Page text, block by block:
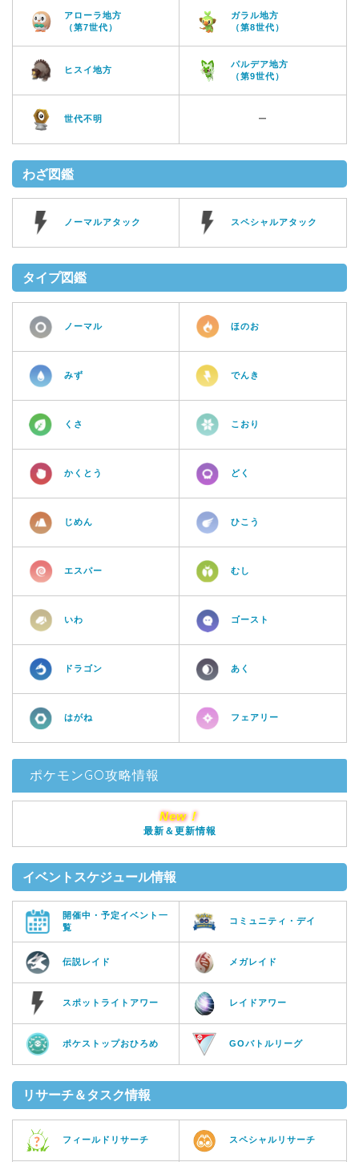
アローラ地方
（第7世代）
ガラル地方
（第8世代）
ヒスイ地方
パルデア地方
（第9世代）
世代不明 ー
わざ図鑑
ノーマルアタック スペシャルアタック
タイプ図鑑
ノーマル ほのお
みず でんき
くさ こおり
かくとう どく
じめん ひこう
エスパー むし
いわ ゴースト
ドラゴン あく
はがね フェアリー
ポケモンGO攻略情報
New！
最新＆更新情報
イベントスケジュール情報
開催中・予定イベント一
覧
コミュニティ・デイ
伝説レイド メガレイド
スポットライトアワー レイドアワー
ポケストップおひろめ GOバトルリーグ
リサーチ＆タスク情報
フィールドリサーチ スペシャルリサーチ